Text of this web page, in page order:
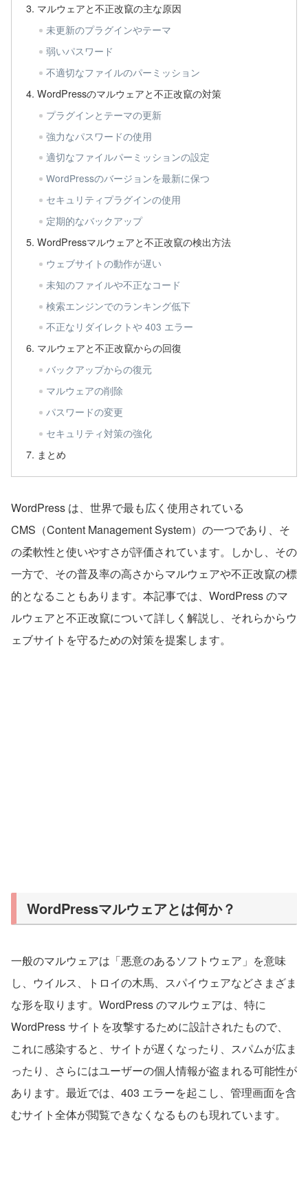
マルウェアと不正改竄の主な原因
未更新のプラグインやテーマ
弱いパスワード
不適切なファイルのパーミッション
WordPressのマルウェアと不正改竄の対策
プラグインとテーマの更新
強力なパスワードの使用
適切なファイルパーミッションの設定
WordPressのバージョンを最新に保つ
セキュリティプラグインの使用
定期的なバックアップ
WordPressマルウェアと不正改竄の検出方法
ウェブサイトの動作が遅い
未知のファイルや不正なコード
検索エンジンでのランキング低下
不正なリダイレクトや 403 エラー
マルウェアと不正改竄からの回復
バックアップからの復元
マルウェアの削除
パスワードの変更
セキュリティ対策の強化
まとめ
WordPress は、世界で最も広く使用されている
CMS（Content Management System）の一つであり、そ
の柔軟性と使いやすさが評価されています。しかし、その
一方で、その普及率の高さからマルウェアや不正改竄の標
的となることもあります。本記事では、WordPress のマ
ルウェアと不正改竄について詳しく解説し、それらからウ
ェブサイトを守るための対策を提案します。
WordPressマルウェアとは何か？
一般のマルウェアは「悪意のあるソフトウェア」を意味
し、ウイルス、トロイの木馬、スパイウェアなどさまざま
な形を取ります。WordPress のマルウェアは、特に
WordPress サイトを攻撃するために設計されたもので、
これに感染すると、サイトが遅くなったり、スパムが広ま
ったり、さらにはユーザーの個人情報が盗まれる可能性が
あります。最近では、403 エラーを起こし、管理画面を含
むサイト全体が閲覧できなくなるものも現れています。